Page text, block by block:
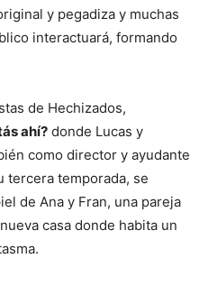
y pegadiza y muchas
interactuará, formando
de Hechizados,
ahí? donde Lucas y
como director y ayudante
tercera temporada, se
de Ana y Fran, una pareja
casa donde habita un